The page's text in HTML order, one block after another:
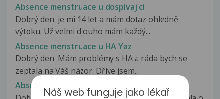
Absence menstruace u dospívající
Dobrý den, je mi 14 let a mám dotaz ohledně
výtoku. Už velmi dlouho mám každý...
Absence menstruace u HA Yaz
Dobrý den, Mám problémy s HA a ráda bych se
zeptala na Váš názor. Dříve jsem...
Absence menstruace X otěhotnění
Náš web funguje jako lékař